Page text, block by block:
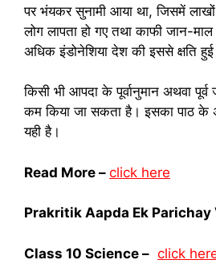
पर भंयकर सुनामी आया था, जिसमें
लोग लापता हो गए तथा काफी जान-
अधिक इंडोनेशिया देश की इससे क्षति हुई
किसी भी आपदा के पूर्वानुमान अथवा पूर्व
कम किया जा सकता है। इसका पाठ के
यही है।
Read More – click here
Prakritik Aapda Ek Parichay
Class 10 Science – click